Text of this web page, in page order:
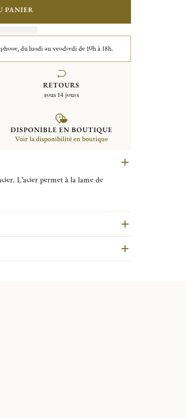
PANIER
du lundi au vendredi de 10h à 18h.
RETOURS
sous 14 jours
DISPONIBLE EN BOUTIQUE
Voir la disponibilité en boutique
L'acier permet à la lame de